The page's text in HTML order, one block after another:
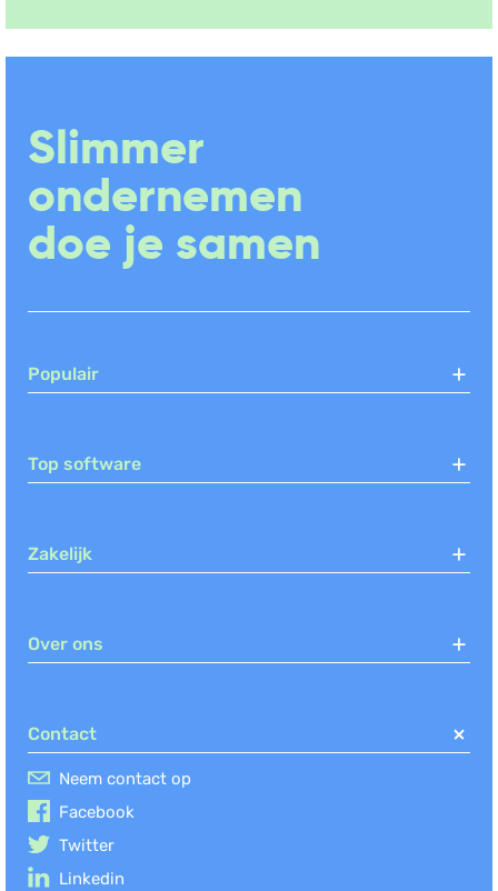
Slimmer
ondernemen
doe je samen
Populair
Top software
Zakelijk
Over ons
Contact
Neem contact op
Facebook
Twitter
Linkedin